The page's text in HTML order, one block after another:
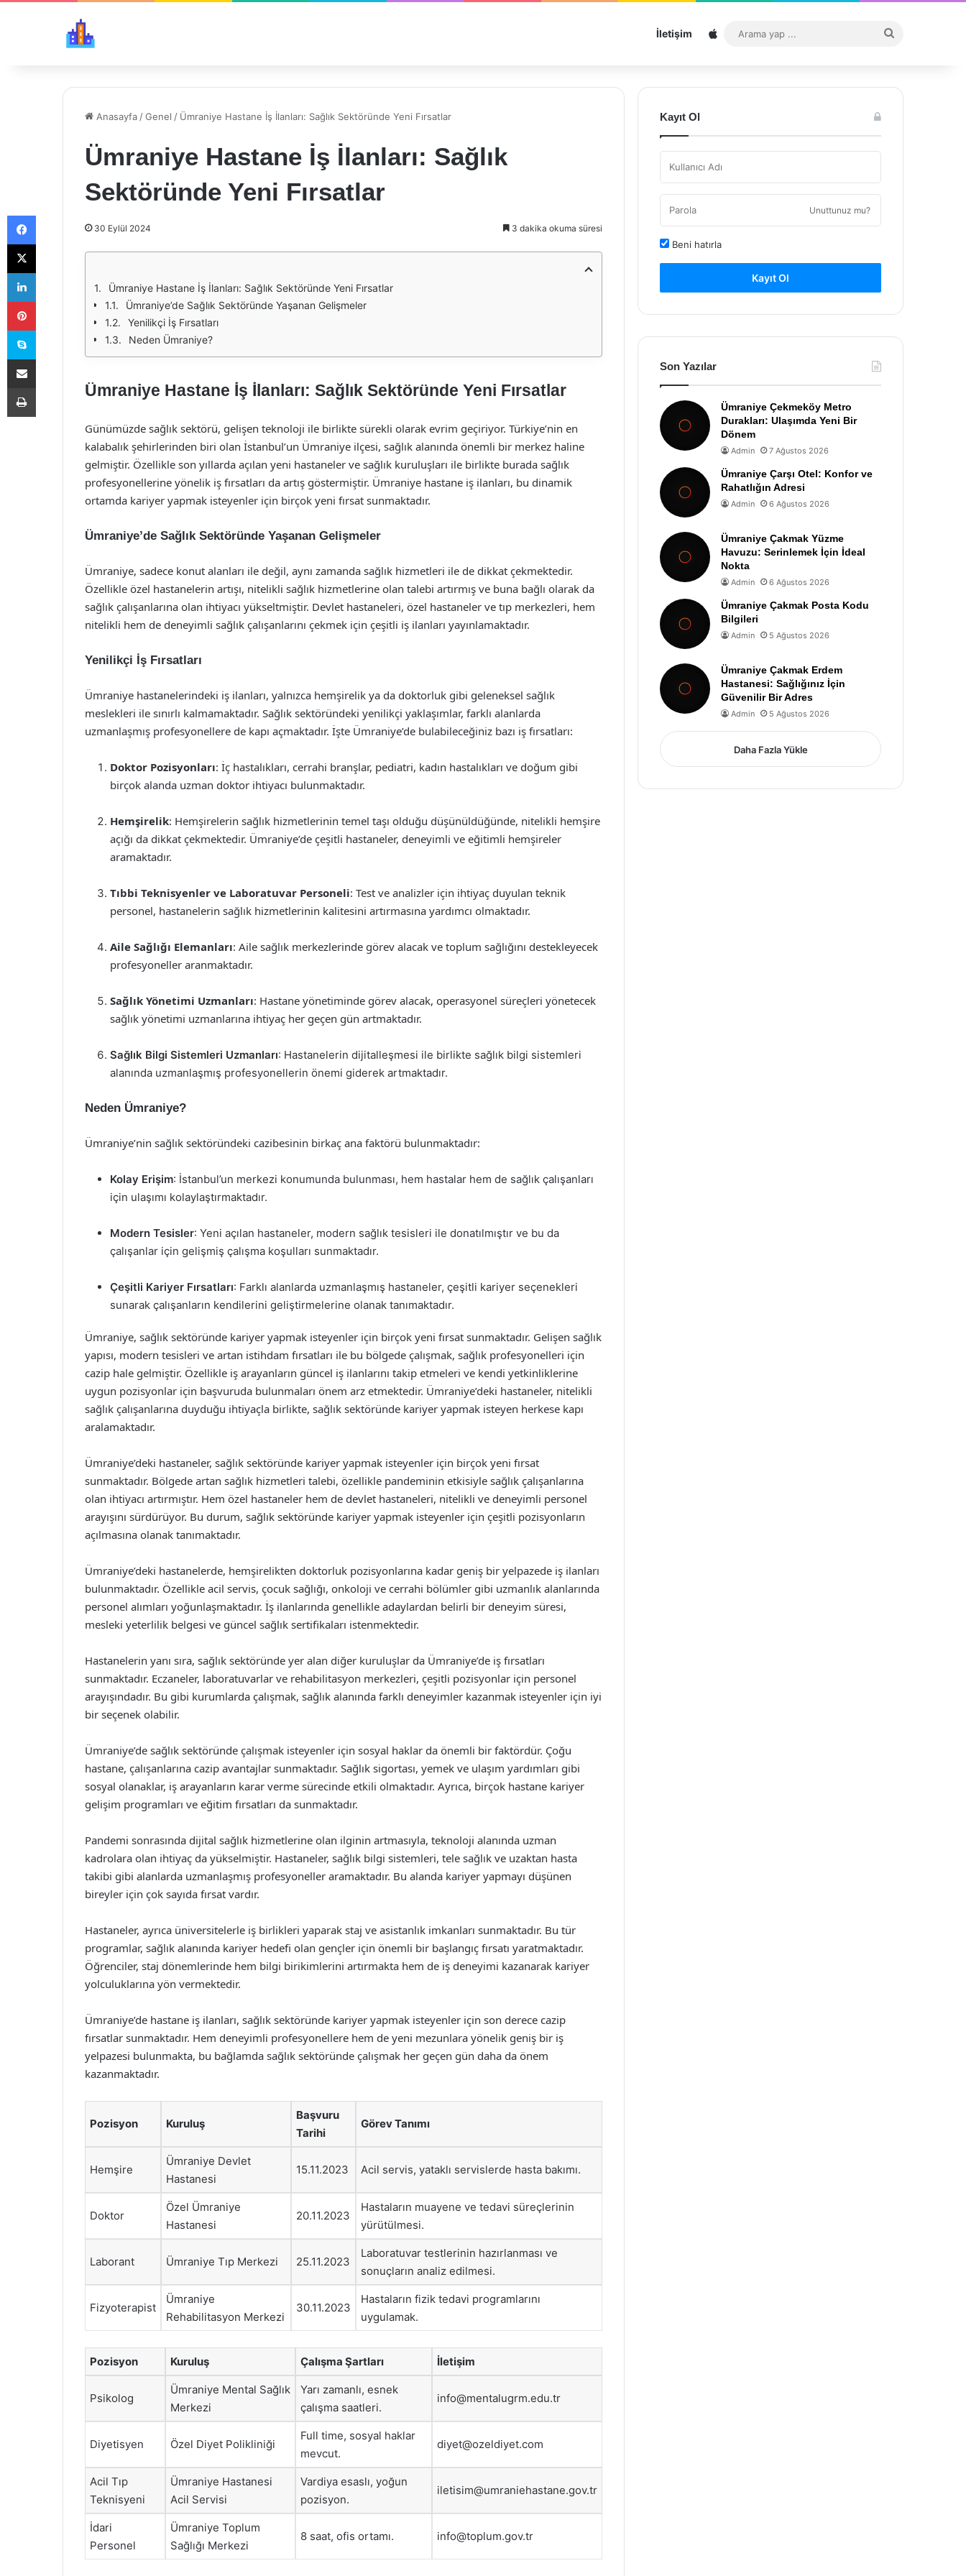
İletişim Sitemap
...
Anasayfa /Genel / Ümraniye Hastane İş İlanları: Sağlık Sektöründe Yeni Fırsatlar
Ümraniye Hastane İş İlanları: Sağlık
Sektöründe Yeni Fırsatlar
30 Eylül 2024 3 dakika okuma süresi
Ümraniye Hastane İş İlanları: Sağlık Sektöründe Yeni Fırsatlar
Ümraniye’de Sağlık Sektöründe Yaşanan Gelişmeler
Yenilikçi İş Fırsatları
Neden Ümraniye?
Ümraniye Hastane İş İlanları: Sağlık Sektöründe Yeni Fırsatlar
Günümüzde sağlık sektörü, gelişen teknoloji ile birlikte sürekli olarak evrim geçiriyor. Türkiye’nin en
kalabalık şehirlerinden biri olan İstanbul’un Ümraniye ilçesi, sağlık alanında önemli bir merkez haline
gelmiştir. Özellikle son yıllarda açılan yeni hastaneler ve sağlık kuruluşları ile birlikte burada sağlık
profesyonellerine yönelik iş fırsatları da artış göstermiştir. Ümraniye hastane iş ilanları, bu dinamik
ortamda kariyer yapmak isteyenler için birçok yeni fırsat sunmaktadır.
Ümraniye’de Sağlık Sektöründe Yaşanan Gelişmeler
Ümraniye, sadece konut alanları ile değil, aynı zamanda sağlık hizmetleri ile de dikkat çekmektedir.
Özellikle özel hastanelerin artışı, nitelikli sağlık hizmetlerine olan talebi artırmış ve buna bağlı olarak da
sağlık çalışanlarına olan ihtiyacı yükseltmiştir. Devlet hastaneleri, özel hastaneler ve tıp merkezleri, hem
nitelikli hem de deneyimli sağlık çalışanlarını çekmek için çeşitli iş ilanları yayınlamaktadır.
Yenilikçi İş Fırsatları
Ümraniye hastanelerindeki iş ilanları, yalnızca hemşirelik ya da doktorluk gibi geleneksel sağlık
meslekleri ile sınırlı kalmamaktadır. Sağlık sektöründeki yenilikçi yaklaşımlar, farklı alanlarda
uzmanlaşmış profesyonellere de kapı açmaktadır. İşte Ümraniye’de bulabileceğiniz bazı iş fırsatları:
Doktor Pozisyonları: İç hastalıkları, cerrahi branşlar, pediatri, kadın hastalıkları ve doğum gibi
birçok alanda uzman doktor ihtiyacı bulunmaktadır.
Hemşirelik: Hemşirelerin sağlık hizmetlerinin temel taşı olduğu düşünüldüğünde, nitelikli hemşire
açığı da dikkat çekmektedir. Ümraniye’de çeşitli hastaneler, deneyimli ve eğitimli hemşireler
aramaktadır.
Tıbbi Teknisyenler ve Laboratuvar Personeli: Test ve analizler için ihtiyaç duyulan teknik
personel, hastanelerin sağlık hizmetlerinin kalitesini artırmasına yardımcı olmaktadır.
Aile Sağlığı Elemanları: Aile sağlık merkezlerinde görev alacak ve toplum sağlığını destekleyecek
profesyoneller aranmaktadır.
Sağlık Yönetimi Uzmanları: Hastane yönetiminde görev alacak, operasyonel süreçleri yönetecek
sağlık yönetimi uzmanlarına ihtiyaç her geçen gün artmaktadır.
Sağlık Bilgi Sistemleri Uzmanları: Hastanelerin dijitalleşmesi ile birlikte sağlık bilgi sistemleri
alanında uzmanlaşmış profesyonellerin önemi giderek artmaktadır.
Neden Ümraniye?
Ümraniye’nin sağlık sektöründeki cazibesinin birkaç ana faktörü bulunmaktadır:
Kolay Erişim: İstanbul’un merkezi konumunda bulunması, hem hastalar hem de sağlık çalışanları
için ulaşımı kolaylaştırmaktadır.
Modern Tesisler: Yeni açılan hastaneler, modern sağlık tesisleri ile donatılmıştır ve bu da
çalışanlar için gelişmiş çalışma koşulları sunmaktadır.
Çeşitli Kariyer Fırsatları: Farklı alanlarda uzmanlaşmış hastaneler, çeşitli kariyer seçenekleri
sunarak çalışanların kendilerini geliştirmelerine olanak tanımaktadır.
Ümraniye, sağlık sektöründe kariyer yapmak isteyenler için birçok yeni fırsat sunmaktadır. Gelişen sağlık
yapısı, modern tesisleri ve artan istihdam fırsatları ile bu bölgede çalışmak, sağlık profesyonelleri için
cazip hale gelmiştir. Özellikle iş arayanların güncel iş ilanlarını takip etmeleri ve kendi yetkinliklerine
uygun pozisyonlar için başvuruda bulunmaları önem arz etmektedir. Ümraniye’deki hastaneler, nitelikli
sağlık çalışanlarına duyduğu ihtiyaçla birlikte, sağlık sektöründe kariyer yapmak isteyen herkese kapı
aralamaktadır.
Ümraniye’deki hastaneler, sağlık sektöründe kariyer yapmak isteyenler için birçok yeni fırsat
sunmaktadır. Bölgede artan sağlık hizmetleri talebi, özellikle pandeminin etkisiyle sağlık çalışanlarına
olan ihtiyacı artırmıştır. Hem özel hastaneler hem de devlet hastaneleri, nitelikli ve deneyimli personel
arayışını sürdürüyor. Bu durum, sağlık sektöründe kariyer yapmak isteyenler için çeşitli pozisyonların
açılmasına olanak tanımaktadır.
Ümraniye’deki hastanelerde, hemşirelikten doktorluk pozisyonlarına kadar geniş bir yelpazede iş ilanları
bulunmaktadır. Özellikle acil servis, çocuk sağlığı, onkoloji ve cerrahi bölümler gibi uzmanlık alanlarında
personel alımları yoğunlaşmaktadır. İş ilanlarında genellikle adaylardan belirli bir deneyim süresi,
mesleki yeterlilik belgesi ve güncel sağlık sertifikaları istenmektedir.
Hastanelerin yanı sıra, sağlık sektöründe yer alan diğer kuruluşlar da Ümraniye’de iş fırsatları
sunmaktadır. Eczaneler, laboratuvarlar ve rehabilitasyon merkezleri, çeşitli pozisyonlar için personel
arayışındadır. Bu gibi kurumlarda çalışmak, sağlık alanında farklı deneyimler kazanmak isteyenler için iyi
bir seçenek olabilir.
Ümraniye’de sağlık sektöründe çalışmak isteyenler için sosyal haklar da önemli bir faktördür. Çoğu
hastane, çalışanlarına cazip avantajlar sunmaktadır. Sağlık sigortası, yemek ve ulaşım yardımları gibi
sosyal olanaklar, iş arayanların karar verme sürecinde etkili olmaktadır. Ayrıca, birçok hastane kariyer
gelişim programları ve eğitim fırsatları da sunmaktadır.
Pandemi sonrasında dijital sağlık hizmetlerine olan ilginin artmasıyla, teknoloji alanında uzman
kadrolara olan ihtiyaç da yükselmiştir. Hastaneler, sağlık bilgi sistemleri, tele sağlık ve uzaktan hasta
takibi gibi alanlarda uzmanlaşmış profesyoneller aramaktadır. Bu alanda kariyer yapmayı düşünen
bireyler için çok sayıda fırsat vardır.
Hastaneler, ayrıca üniversitelerle iş birlikleri yaparak staj ve asistanlık imkanları sunmaktadır. Bu tür
programlar, sağlık alanında kariyer hedefi olan gençler için önemli bir başlangıç fırsatı yaratmaktadır.
Öğrenciler, staj dönemlerinde hem bilgi birikimlerini artırmakta hem de iş deneyimi kazanarak kariyer
yolculuklarına yön vermektedir.
Ümraniye’de hastane iş ilanları, sağlık sektöründe kariyer yapmak isteyenler için son derece cazip
fırsatlar sunmaktadır. Hem deneyimli profesyonellere hem de yeni mezunlara yönelik geniş bir iş
yelpazesi bulunmakta, bu bağlamda sağlık sektöründe çalışmak her geçen gün daha da önem
kazanmaktadır.
Pozisyon Kuruluş
Başvuru
Tarihi
Görev Tanımı
Hemşire
Ümraniye Devlet
Hastanesi
15.11.2023 Acil servis, yataklı servislerde hasta bakımı.
Doktor
Özel Ümraniye
Hastanesi
20.11.2023
Hastaların muayene ve tedavi süreçlerinin
yürütülmesi.
Laborant Ümraniye Tıp Merkezi 25.11.2023
Laboratuvar testlerinin hazırlanması ve
sonuçların analiz edilmesi.
Fizyoterapist
Ümraniye
Rehabilitasyon Merkezi
30.11.2023
Hastaların fizik tedavi programlarını
uygulamak.
Pozisyon Kuruluş Çalışma Şartları İletişim
Psikolog
Ümraniye Mental Sağlık
Merkezi
Yarı zamanlı, esnek
çalışma saatleri.
info@mentalugrm.edu.tr
Diyetisyen Özel Diyet Polikliniği
Full time, sosyal haklar
mevcut.
diyet@ozeldiyet.com
Acil Tıp
Teknisyeni
Ümraniye Hastanesi
Acil Servisi
Vardiya esaslı, yoğun
pozisyon.
iletisim@umraniehastane.gov.tr
İdari
Personel
Ümraniye Toplum
Sağlığı Merkezi
8 saat, ofis ortamı. info@toplum.gov.tr
Kayıt Ol
Unuttunuz mu?
Beni hatırla
Kayıt Ol
Son Yazılar
Ümraniye Çekmeköy Metro
Durakları: Ulaşımda Yeni Bir
Dönem
Admin 7 Ağustos 2026
Ümraniye Çarşı Otel: Konfor ve
Rahatlığın Adresi
Admin 6 Ağustos 2026
Ümraniye Çakmak Yüzme
Havuzu: Serinlemek İçin İdeal
Nokta
Admin 6 Ağustos 2026
Ümraniye Çakmak Posta Kodu
Bilgileri
Admin 5 Ağustos 2026
Ümraniye Çakmak Erdem
Hastanesi: Sağlığınız İçin
Güvenilir Bir Adres
Admin 5 Ağustos 2026
Daha Fazla Yükle
Facebook
X
LinkedIn
Pinterest
Skype
E-Posta ile paylaş